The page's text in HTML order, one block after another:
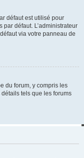
défaut est utilisé pour
défaut. L’administrateur
via votre panneau de
du forum, y compris les
tels que les forums